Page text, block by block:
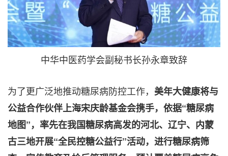
中华中医药学会副秘书长孙永章致辞
为了更广泛地推动糖尿病防控工作， 美年大健康将与
公益合作伙伴上海宋庆龄基金会携手，依据“糖尿病
地图”，率先在我国糖尿病高发的河北、辽宁、内蒙
古三地开展“全民控糖公益行”活动，进行糖尿病筛